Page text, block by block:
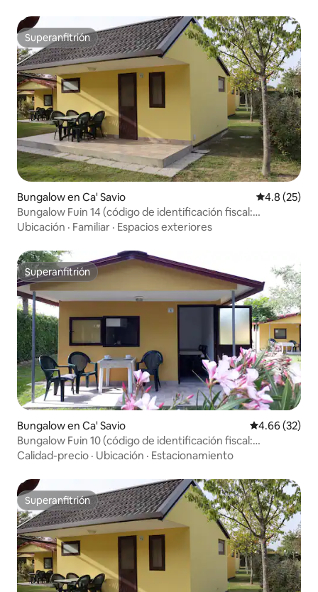
Superanfitrión
Superanfitrión
Bungalow en Ca' Savio Calificación
4.8 (25)
Bungalow Fuin 14 (código de identificación fiscal:
IT027044B44VTIT44G)
Ubicación · Familiar · Espacios exteriores
Superanfitrión
Superanfitrión
Bungalow en Ca' Savio Calificación
4.66 (32)
Bungalow Fuin 10 (código de identificación fiscal:
IT027044B4HCN2ZILT)
Calidad-precio · Ubicación · Estacionamiento
Superanfitrión
Superanfitrión